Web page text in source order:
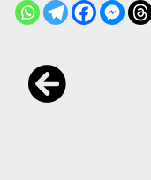
Navegación
de